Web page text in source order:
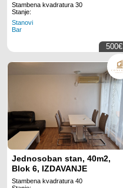
Stambena kvadratura 30
Stanje:
Stanovi
Bar
500€
Jednosoban stan, 40m2,
Blok 6, IZDAVANJE
Stambena kvadratura 40